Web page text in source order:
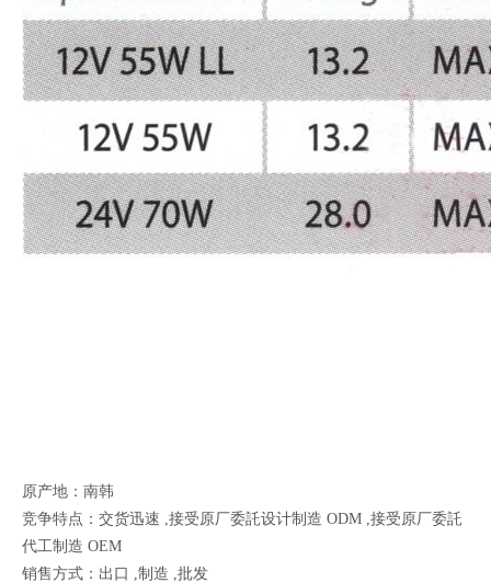
原产地：南韩
竞争特点：交货迅速 ,接受原厂委託设计制造 ODM ,接受原厂委託
代工制造 OEM
销售方式：出口 ,制造 ,批发